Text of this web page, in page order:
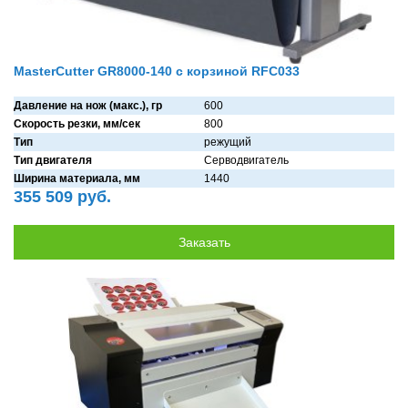
MasterCutter GR8000-140 с корзиной RFC033
Давление на нож (макс.), гр
600
Скорость резки, мм/сек
800
Тип
режущий
Тип двигателя
Серводвигaтель
Ширина материала, мм
1440
355 509 руб.